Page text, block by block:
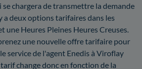
se chargera de transmettre la demande
a deux options tarifaires dans les
une Heures Pleines Heures Creuses.
une nouvelle offre tarifaire pour
service de l'agent Enedis à Viroflay
change donc en fonction de la